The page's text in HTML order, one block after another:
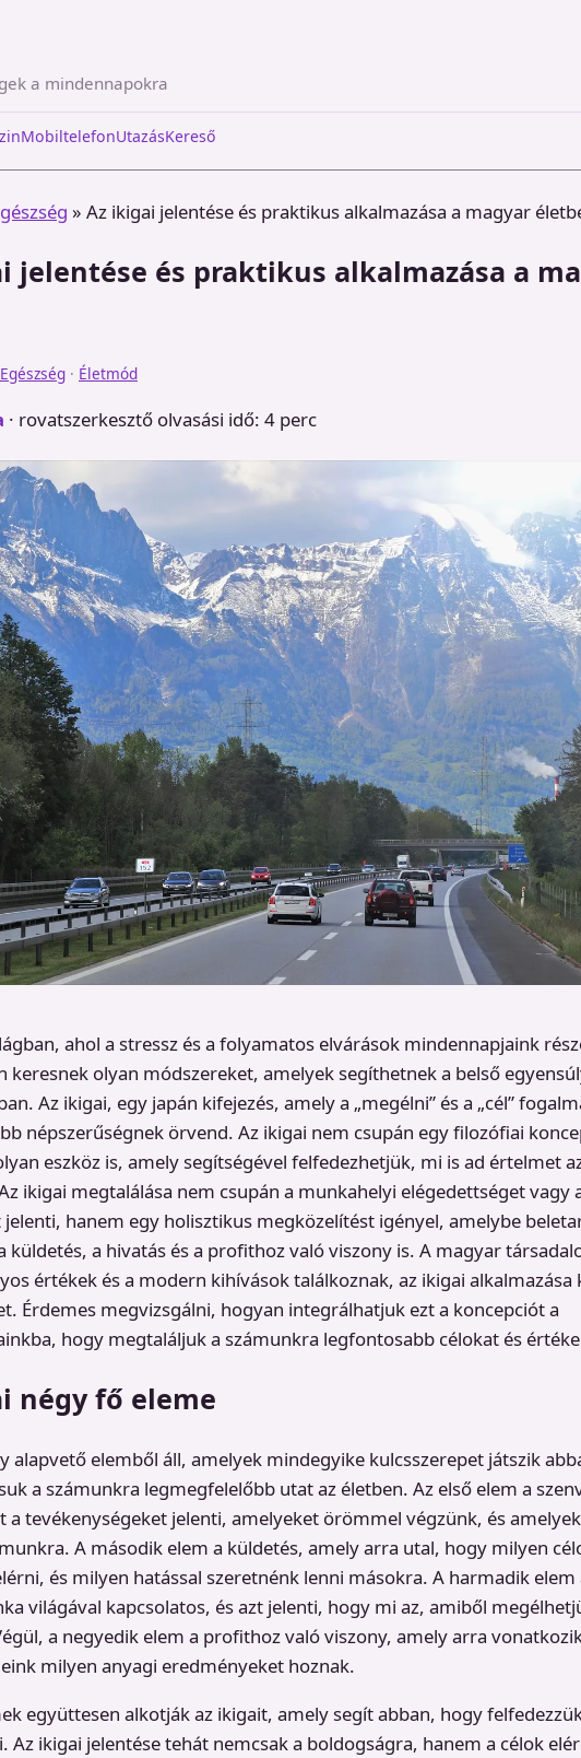
a mindennapokra
MobiltelefonUtazásKereső
» Az ikigai jelentése és praktikus alkalmazása a magyar
jelentése és praktikus alkalmazása a
Egészség · Életmód
· rovatszerkesztő olvasási idő: 4 perc
ahol a stressz és a folyamatos elvárások mindennapjaink
keresnek olyan módszereket, amelyek segíthetnek a belső
Az ikigai, egy japán kifejezés, amely a „megélni” és a „cél”
népszerűségnek örvend. Az ikigai nem csupán egy filozófiai
eszköz is, amely segítségével felfedezhetjük, mi is ad értelmet
ikigai megtalálása nem csupán a munkahelyi elégedettséget vagy
hanem egy holisztikus megközelítést igényel, amelybe
küldetés, a hivatás és a profithoz való viszony is. A magyar
értékek és a modern kihívások találkoznak, az ikigai alkalmazása
Érdemes megvizsgálni, hogyan integrálhatjuk ezt a koncepciót a
hogy megtaláljuk a számunkra legfontosabb célokat és
négy fő eleme
alapvető elemből áll, amelyek mindegyike kulcsszerepet játszik
a számunkra legmegfelelőbb utat az életben. Az első elem a
a tevékenységeket jelenti, amelyeket örömmel végzünk, és
A második elem a küldetés, amely arra utal, hogy milyen
és milyen hatással szeretnénk lenni másokra. A harmadik elem
világával kapcsolatos, és azt jelenti, hogy mi az, amiből
a negyedik elem a profithoz való viszony, amely arra
milyen anyagi eredményeket hoznak.
együttesen alkotják az ikigait, amely segít abban, hogy
Az ikigai jelentése tehát nemcsak a boldogságra, hanem a célok